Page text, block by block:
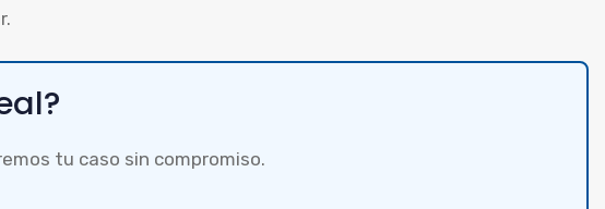
tu caso sin compromiso.